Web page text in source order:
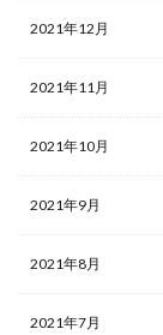
2021年12月
2021年11月
2021年10月
2021年9月
2021年8月
2021年7月